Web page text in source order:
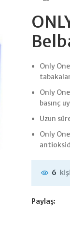
Only
Only
basınç
Uzun
Only
6
Paylaş: